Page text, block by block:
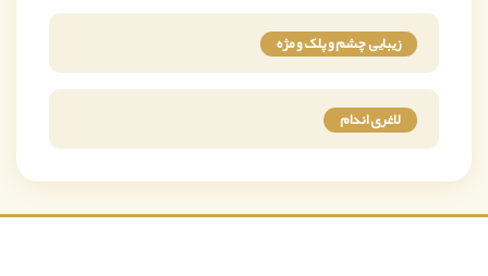
زیبایی چشم و پلک و مژه
لاغری اندام